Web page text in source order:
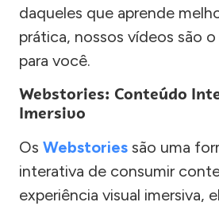
daqueles que aprende
prática, nossos vídeos são
para você.
Webstories: Conteúdo
Imersivo
Os Webstories são uma
interativa de consumir
experiência visual imersiva,